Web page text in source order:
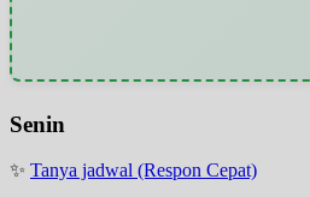
Senin
✨ Tanya jadwal (Respon Cepat)